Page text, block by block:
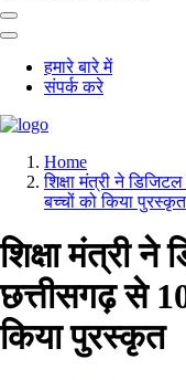
हमारे बारे में
संपर्क करे
Home
शिक्षा मंत्री ने
बच्चों को किया पुरस्कृत
शिक्षा मंत्री
छत्तीसगढ़ से
किया पुरस्कृत